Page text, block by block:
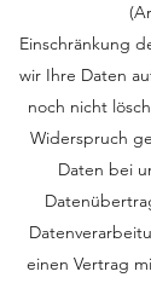
Einschränkung
wir Ihre Daten
noch nicht
Widerspruch
Daten bei
einen Vertrag